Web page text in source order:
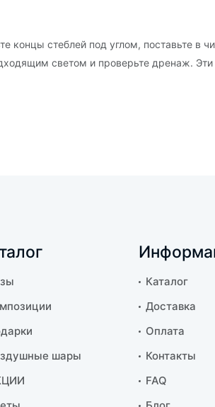
концы стеблей под углом, поставьте в
светом и проверьте дренаж.
шары
Каталог
Доставка
Оплата
Контакты
FAQ